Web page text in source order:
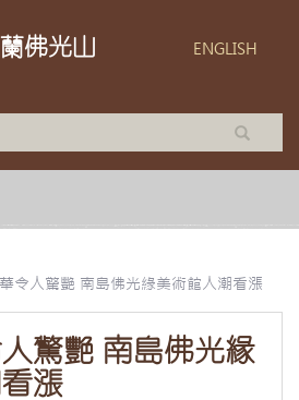
佛光山 ENGLISH
令人驚艷 南島佛光緣美術館人潮看漲
驚艷 南島佛光緣
漲